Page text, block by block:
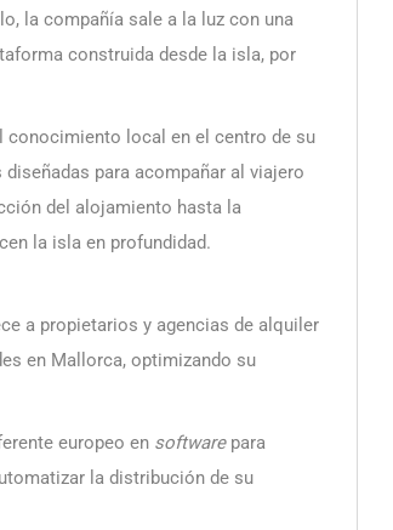
la compañía sale a la luz con una
construida desde la isla, por
conocimiento local en el centro de su
para acompañar al viajero
del alojamiento hasta la
la isla en profundidad.
a propietarios y agencias de alquiler
en Mallorca, optimizando su
europeo en softwarepara
la distribución de su